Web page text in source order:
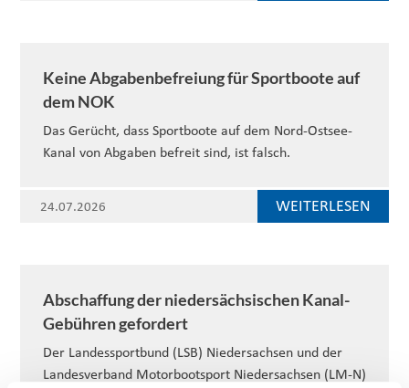
Keine Abgabenbefreiung für Sportboote auf
dem NOK
Das Gerücht, dass Sportboote auf dem Nord-Ostsee-
Kanal von Abgaben befreit sind, ist falsch.
24.07.2026 WEITERLESEN
Abschaffung der niedersächsischen Kanal-
Gebühren gefordert
Der Landessportbund (LSB) Niedersachsen und der
Landesverband Motorbootsport Niedersachsen (LM-N)